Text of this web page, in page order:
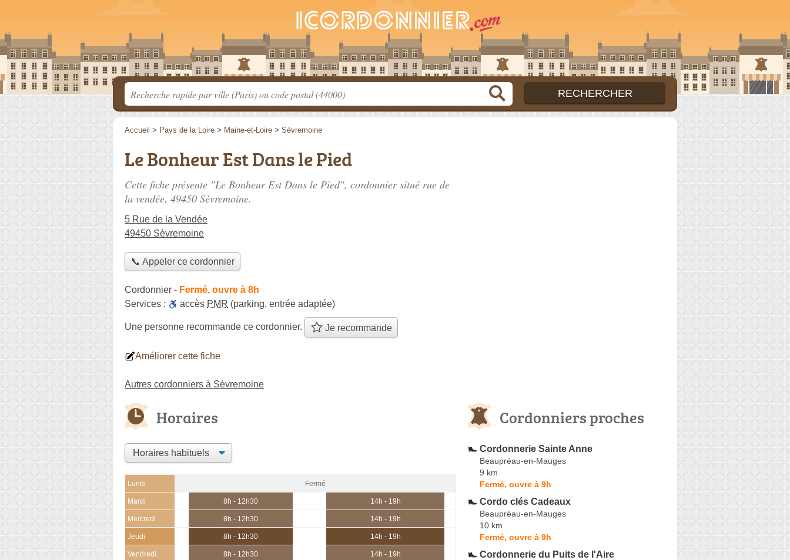
Accueil > Pays de la Loire > Maine-et-Loire > Sèvremoine
Le Bonheur Est Dans le Pied
Cette fiche présente "Le Bonheur Est Dans le Pied", cordonnier situé rue de
la vendée, 49450 Sèvremoine.
5 Rue de la Vendée
49450 Sèvremoine
📞 Appeler ce cordonnier
Cordonnier - Fermé, ouvre à 8h
Services :
accès PMR (parking, entrée adaptée)
Une personne recommande ce cordonnier. Je recommande
Améliorer cette fiche
Autres cordonniers à Sèvremoine
Horaires
Lundi Fermé
Mardi 8h - 12h30 14h - 19h
Mercredi 8h - 12h30 14h - 19h
Jeudi 8h - 12h30 14h - 19h
Vendredi 8h - 12h30 14h - 19h
Cordonniers proches
Cordonnerie Sainte Anne
Beaupréau-en-Mauges
9 km
Fermé, ouvre à 9h
Cordo clés Cadeaux
Beaupréau-en-Mauges
10 km
Fermé, ouvre à 9h
Cordonnerie du Puits de l'Aire